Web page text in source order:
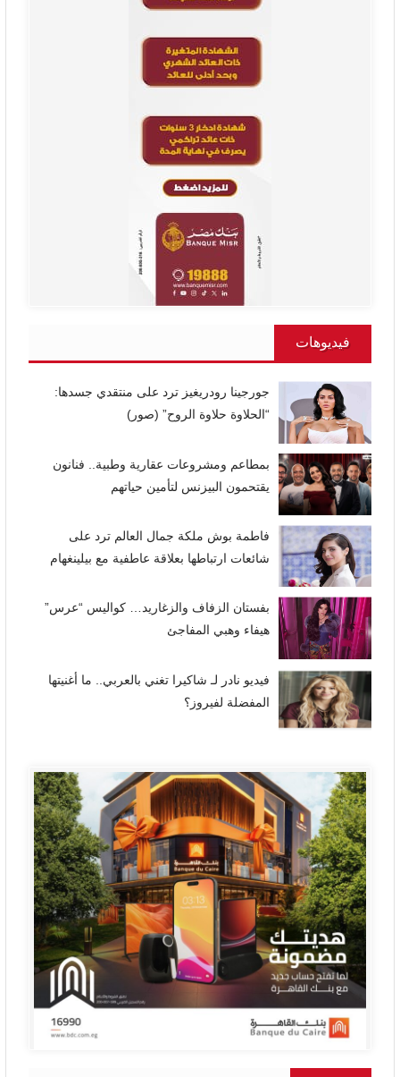
فيديوهات
جورجينا رودريغيز ترد على منتقدي جسدها:
“الحلاوة حلاوة الروح” (صور)
بمطاعم ومشروعات عقارية وطبية.. فنانون
يقتحمون البيزنس لتأمين حياتهم
فاطمة بوش ملكة جمال العالم ترد على
شائعات ارتباطها بعلاقة عاطفية مع بيلينغهام
بفستان الزفاف والزغاريد… كواليس “عرس”
هيفاء وهبي المفاجئ
فيديو نادر لـ شاكيرا تغني بالعربي.. ما أغنيتها
المفضلة لفيروز؟